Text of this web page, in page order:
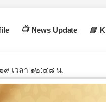
📺 News Update 📘
๙ เวลา ๑๒:๔๘ น.